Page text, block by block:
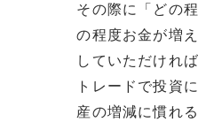
その際に「どの
の程度お金が増
していただけれ
トレードで投資
産の増減に慣れ